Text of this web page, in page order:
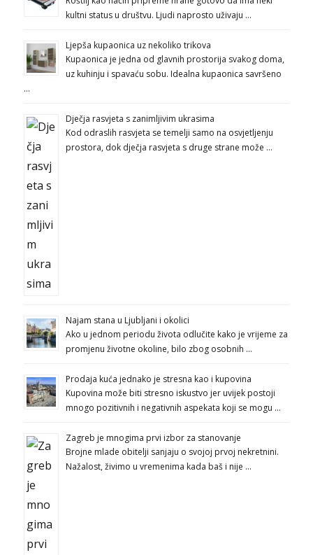
kultni status u društvu. Ljudi naprosto uživaju …
Ljepša kupaonica uz nekoliko trikova
Kupaonica je jedna od glavnih prostorija svakog doma,
uz kuhinju i spavaću sobu. Idealna kupaonica savršeno
…
Dječja rasvjeta s zanimljivim ukrasima
Kod odraslih rasvjeta se temelji samo na osvjetljenju
prostora, dok dječja rasvjeta s druge strane može …
Najam stana u Ljubljani i okolici
Ako u jednom periodu života odlučite kako je vrijeme za
promjenu životne okoline, bilo zbog osobnih …
Prodaja kuća jednako je stresna kao i kupovina
Kupovina može biti stresno iskustvo jer uvijek postoji
mnogo pozitivnih i negativnih aspekata koji se mogu …
Zagreb je mnogima prvi izbor za stanovanje
Brojne mlade obitelji sanjaju o svojoj prvoj nekretnini.
Nažalost, živimo u vremenima kada baš i nije …